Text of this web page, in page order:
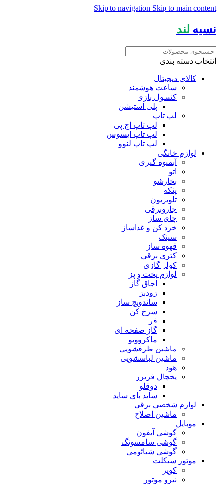
Skip to navigation Skip to main content
نسیه لند
انتخاب دسته بندی
کالای دیجیتال
ساعت هوشمند
کنسول بازی
پلی استیشن
لپ تاپ
لپ تاپ اچ پی
لپ تاپ ایسوس
لپ تاپ لنوو
لوازم خانگی
آبمیوه گیری
اتو
بخارشو
پنکه
تلویزیون
جاروبرقی
چای ساز
خرد کن و غذاساز
سینک
قهوه ساز
کتری برقی
کولر گازی
لوازم پخت و پز
اجاق گاز
زودپز
ساندویچ ساز
سرخ کن
فر
گاز صفحه ای
ماکروویو
ماشین ظرفشویی
ماشین لباسشویی
هود
یخچال فریزر
دوقلو
ساید بای ساید
لوازم شخصی برقی
ماشین اصلاح
موبایل
گوشی آیفون
گوشی سامسونگ
گوشی شیائومی
موتور سیکلت
کویر
نیرو موتور